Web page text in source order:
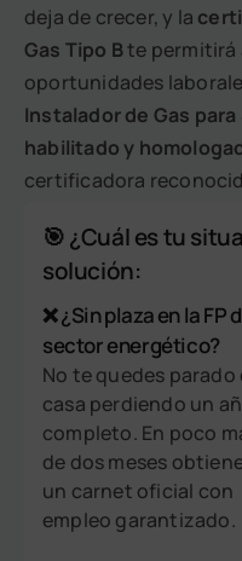
deja de crecer, y la
Gas Tipo Bte permitirá
oportunidades
Instalador de Gas para
habilitado y
certificadora
🎯 ¿Cuál es tu
solución:
❌ ¿Sin plaza en la FP
sector energético?
No te quedes parado
casa perdiendo un
completo. En poco
de dos meses
un carnet oficial con
empleo garantizado.